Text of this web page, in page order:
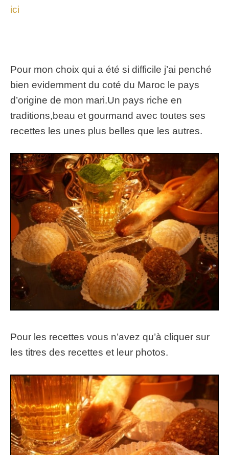
ici
Pour mon choix qui a été si difficile j’ai penché
bien evidemment du coté du Maroc le pays
d’origine de mon mari.Un pays riche en
traditions,beau et gourmand avec toutes ses
recettes les unes plus belles que les autres.
Pour les recettes vous n’avez qu’à cliquer sur
les titres des recettes et leur photos.